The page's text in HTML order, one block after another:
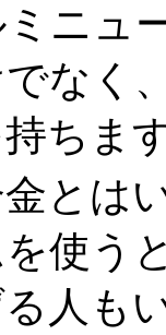
ニュ
なく
ちま
とは
使う
人も